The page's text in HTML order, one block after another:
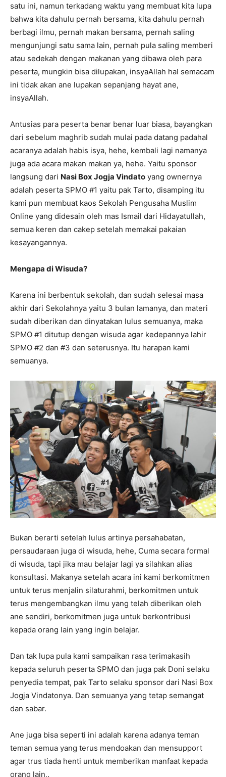
satu ini, namun terkadang waktu yang membuat kita lupa
bahwa kita dahulu pernah bersama, kita dahulu pernah
berbagi ilmu, pernah makan bersama, pernah saling
mengunjungi satu sama lain, pernah pula saling memberi
atau sedekah dengan makanan yang dibawa oleh para
peserta, mungkin bisa dilupakan, insyaAllah hal semacam
ini tidak akan ane lupakan sepanjang hayat ane,
insyaAllah.
Antusias para peserta benar benar luar biasa, bayangkan
dari sebelum maghrib sudah mulai pada datang padahal
acaranya adalah habis isya, hehe, kembali lagi namanya
juga ada acara makan makan ya, hehe. Yaitu sponsor
langsung dari Nasi Box Jogja Vindato yang ownernya
adalah peserta SPMO #1 yaitu pak Tarto, disamping itu
kami pun membuat kaos Sekolah Pengusaha Muslim
Online yang didesain oleh mas Ismail dari Hidayatullah,
semua keren dan cakep setelah memakai pakaian
kesayangannya.
Mengapa di Wisuda?
Karena ini berbentuk sekolah, dan sudah selesai masa
akhir dari Sekolahnya yaitu 3 bulan lamanya, dan materi
sudah diberikan dan dinyatakan lulus semuanya, maka
SPMO #1 ditutup dengan wisuda agar kedepannya lahir
SPMO #2 dan #3 dan seterusnya. Itu harapan kami
semuanya.
Bukan berarti setelah lulus artinya persahabatan,
persaudaraan juga di wisuda, hehe, Cuma secara formal
di wisuda, tapi jika mau belajar lagi ya silahkan alias
konsultasi. Makanya setelah acara ini kami berkomitmen
untuk terus menjalin silaturahmi, berkomitmen untuk
terus mengembangkan ilmu yang telah diberikan oleh
ane sendiri, berkomitmen juga untuk berkontribusi
kepada orang lain yang ingin belajar.
Dan tak lupa pula kami sampaikan rasa terimakasih
kepada seluruh peserta SPMO dan juga pak Doni selaku
penyedia tempat, pak Tarto selaku sponsor dari Nasi Box
Jogja Vindatonya. Dan semuanya yang tetap semangat
dan sabar.
Ane juga bisa seperti ini adalah karena adanya teman
teman semua yang terus mendoakan dan mensupport
agar trus tiada henti untuk memberikan manfaat kepada
orang lain,.